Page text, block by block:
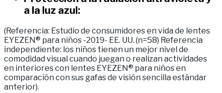
a la luz azul:
(Referencia: Estudio de consumidores en vida de lentes
EYEZEN® para niños -2019- EE. UU. (n=58) Referencia
independiente: los niños tienen un mejor nivel de
comodidad visual cuando juegan o realizan actividades
en interiores con lentes EYEZEN® para niños en
comparación con sus gafas de visión sencilla estándar
anterior).